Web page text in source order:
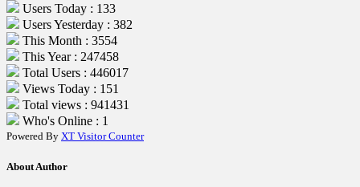
Users Today : 133
Users Yesterday : 382
This Month : 3554
This Year : 247458
Total Users : 446017
Views Today : 151
Total views : 941431
Who's Online : 1
Powered By XT Visitor Counter
About Author